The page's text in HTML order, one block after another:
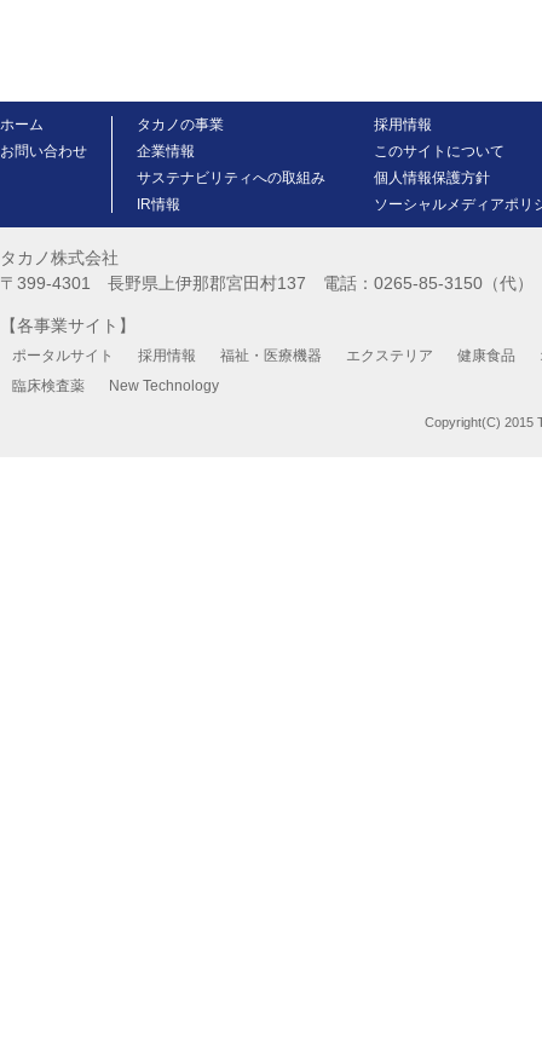
ホーム
お問い合わせ
タカノの事業
企業情報
サステナビリティへの取組み
IR情報
採用情報
このサイトについて
個人情報保護方針
ソーシャルメディアポリ
タカノ株式会社
〒399-4301 長野県上伊那郡宮田村137 電話：0265-85-3150（代
【各事業サイト】
ポータルサイト 採用情報 福祉・医療機器 エクステリア 健康食品
臨床検査薬
New Technology
Copyright(C) 2015